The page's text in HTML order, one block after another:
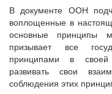
В документе ООН
воплощенные в
основные принципы
призывает все
принципами в своей
развивать свои
соблюдения этих